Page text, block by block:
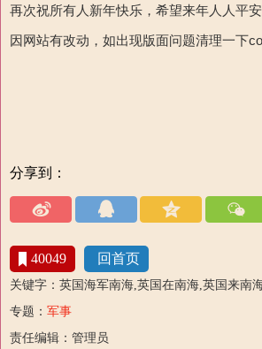
再次祝所有人新年快乐，希望来年人人平安
因网站有改动，如出现版面问题清理一下
分享到：
40049 回首页
关键字：英国海军南海,英国在南海,英国来南
专题： 军事
责任编辑：管理员